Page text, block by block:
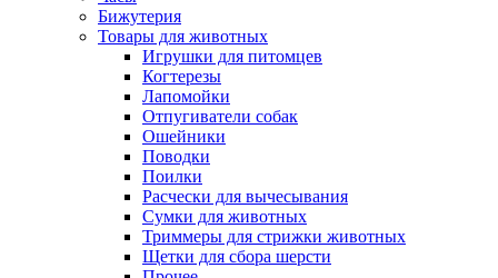
Бижутерия
Товары для животных
Игрушки для питомцев
Когтерезы
Лапомойки
Отпугиватели собак
Ошейники
Поводки
Поилки
Расчески для вычесывания
Сумки для животных
Триммеры для стрижки животных
Щетки для сбора шерсти